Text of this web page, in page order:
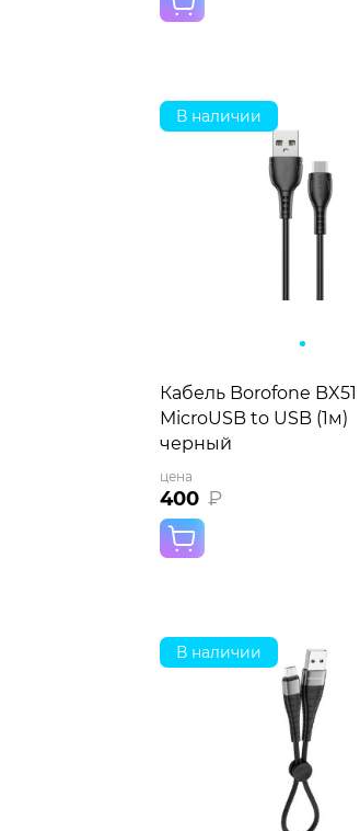
В наличии
Кабель Borofone BX51
MicroUSB to USB (1м)
черный
цена
400 ₽
В наличии